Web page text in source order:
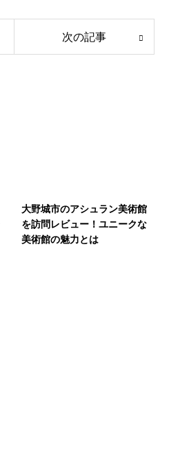
次の記事
大野城市のアシュラン美術館
を訪問レビュー！ユニークな
美術館の魅力とは